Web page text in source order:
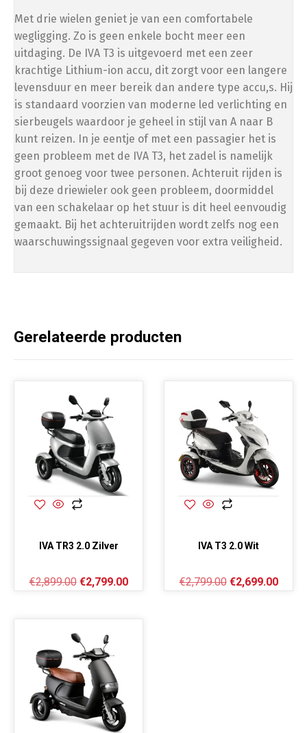
Met drie wielen geniet je van een comfortabele
wegligging. Zo is geen enkele bocht meer een
uitdaging. De IVA T3 is uitgevoerd met een zeer
krachtige Lithium-ion accu, dit zorgt voor een langere
levensduur en meer bereik dan andere type accu,s. Hij
is standaard voorzien van moderne led verlichting en
sierbeugels waardoor je geheel in stijl van A naar B
kunt reizen. In je eentje of met een passagier het is
geen probleem met de IVA T3, het zadel is namelijk
groot genoeg voor twee personen. Achteruit rijden is
bij deze driewieler ook geen probleem, doormiddel
van een schakelaar op het stuur is dit heel eenvoudig
gemaakt. Bij het achteruitrijden wordt zelfs nog een
waarschuwingssignaal gegeven voor extra veiligheid.
Gerelateerde producten
IVA TR3 2.0 Zilver
€2,899.00 €2,799.00
IVA T3 2.0 Wit
€2,799.00 €2,699.00